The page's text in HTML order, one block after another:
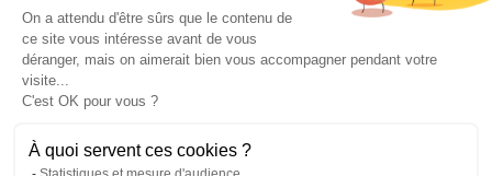
Politique de confidentialité
FAQ
Livraisons
On a attendu d'être sûrs que le contenu de
ce site vous intéresse avant de vous
déranger, mais on aimerait bien vous accompagner pendant votre
visite...
C'est OK pour vous ?
À quoi servent ces cookies ?